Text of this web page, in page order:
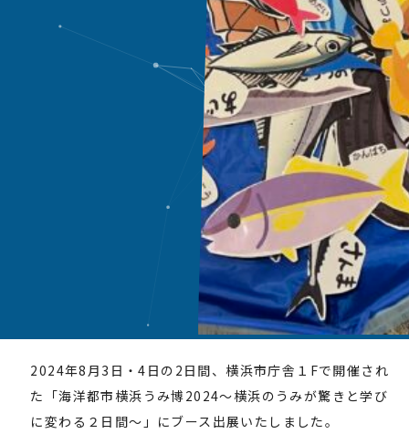
2024年8月3日・4日の2日間、横浜市庁舎１Fで開催され
た「海洋都市横浜うみ博2024～横浜のうみが驚きと学び
に変わる２日間～」にブース出展いたしました。